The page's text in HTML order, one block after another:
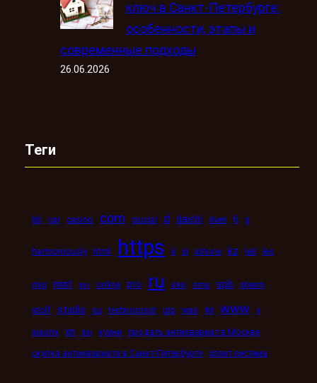
ключ в Санкт-Петербурге:
особенности, этапы и
современные подходы
26.06.2026
Теги
bb car casino com crucial d daichi dveri fi g
harmoniously html https ii iii iphone kz led les
mig mint mir online pro ru seo sms spb steam
stolf studio su technorosst utp was wi www x
xiaomi xn xxi кухни
продать антиквариат в Москве
скупка антиквариата в Санкт-Петербурге сплит-система